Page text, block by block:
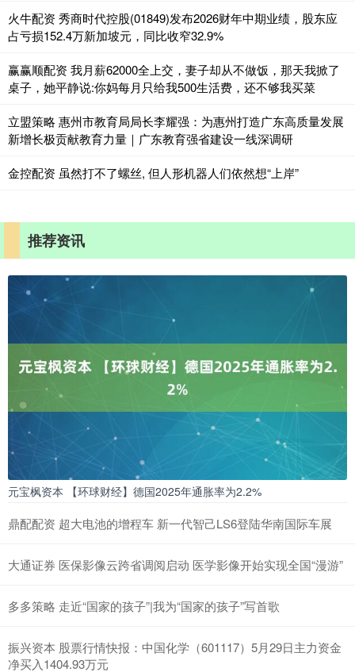
火牛配资 秀商时代控股(01849)发布2026财年中期业绩，股东应
占亏损152.4万新加坡元，同比收窄32.9%
赢赢顺配资 我月薪62000全上交，妻子却从不做饭，那天我掀了
桌子，她平静说:你妈每月只给我500生活费，还不够我买菜
立盟策略 惠州市教育局局长李耀强：为惠州打造广东高质量发展
新增长极贡献教育力量｜广东教育强省建设一线深调研
金控配资 虽然打不了螺丝, 但人形机器人们依然想“上岸”
推荐资讯
元宝枫资本 【环球财经】德国2025年通胀率为2.2%
鼎配配资 超大电池的增程车 新一代智己LS6登陆华南国际车展
大通证券 医保影像云跨省调阅启动 医学影像开始实现全国“漫游”
多多策略 走近“国家的孩子”|我为“国家的孩子”写首歌
振兴资本 股票行情快报：中国化学（601117）5月29日主力资金
净买入1404.93万元